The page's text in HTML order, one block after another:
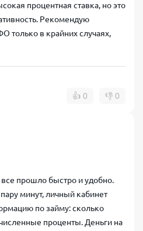
процентная ставка, но это
Рекомендую
только в крайних случаях,
👍 0 👎 0
прошло быстро и удобно.
минут, личный кабинет
по займу: сколько
проценты. Деньги на